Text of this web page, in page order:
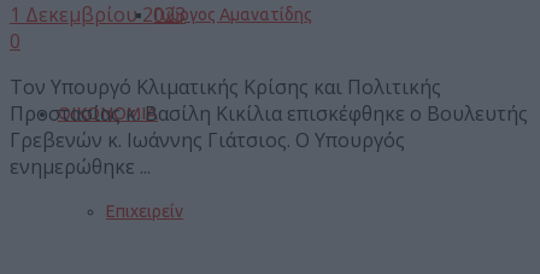
Γιώργος Αμανατίδης
ΟΙΚΟΝΟΜΙΑ
Επιχειρείν
1 Δεκεμβρίου 2023
0
Τον Υπουργό Κλιματικής Κρίσης και Πολιτικής
Προστασίας κ. Βασίλη Κικίλια επισκέφθηκε ο Βουλευτής
Γρεβενών κ. Ιωάννης Γιάτσιος. Ο Υπουργός
ενημερώθηκε ...